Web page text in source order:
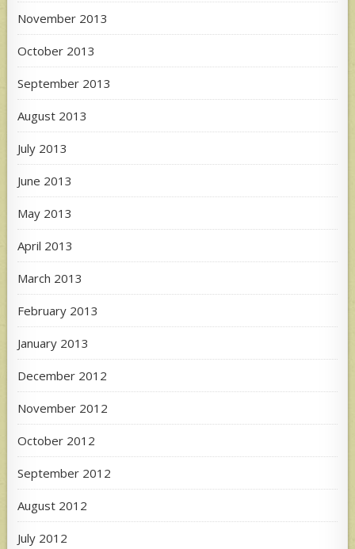
November 2013
October 2013
September 2013
August 2013
July 2013
June 2013
May 2013
April 2013
March 2013
February 2013
January 2013
December 2012
November 2012
October 2012
September 2012
August 2012
July 2012